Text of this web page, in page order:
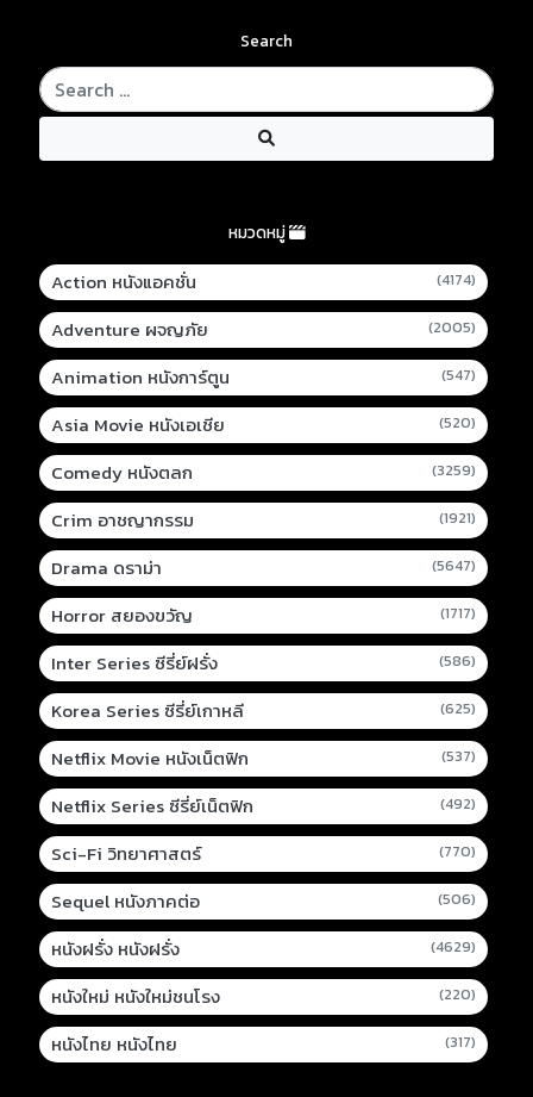
Search
หมวดหมู่
Action หนังแอคชั่น (4174)
Adventure ผจญภัย (2005)
Animation หนังการ์ตูน (547)
Asia Movie หนังเอเชีย (520)
Comedy หนังตลก (3259)
Crim อาชญากรรม (1921)
Drama ดราม่า (5647)
Horror สยองขวัญ (1717)
Inter Series ซีรี่ย์ฝรั่ง (586)
Korea Series ซีรี่ย์เกาหลี (625)
Netflix Movie หนังเน็ตฟิก (537)
Netflix Series ซีรี่ย์เน็ตฟิก (492)
Sci-Fi วิทยาศาสตร์ (770)
Sequel หนังภาคต่อ (506)
หนังฝรั่ง หนังฝรั่ง (4629)
หนังใหม่ หนังใหม่ชนโรง (220)
หนังไทย หนังไทย (317)